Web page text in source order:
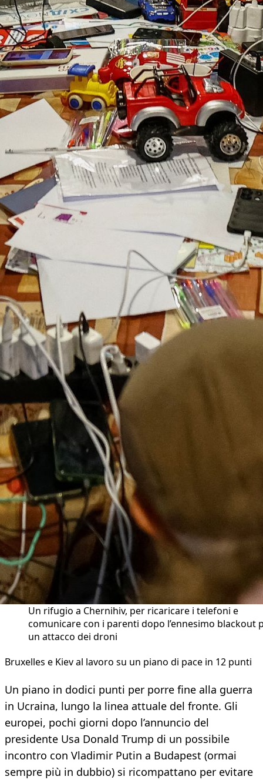
Un rifugio a Chernihiv, per ricaricare i telefoni e
comunicare con i parenti dopo l’ennesimo blackout
un attacco dei droni
Bruxelles e Kiev al lavoro su un piano di pace in 12 punti
Un piano in dodici punti per porre fine alla guerra
in Ucraina, lungo la linea attuale del fronte. Gli
europei, pochi giorni dopo l’annuncio del
presidente Usa Donald Trump di un possibile
incontro con Vladimir Putin a Budapest (ormai
sempre più in dubbio) si ricompattano per evitare